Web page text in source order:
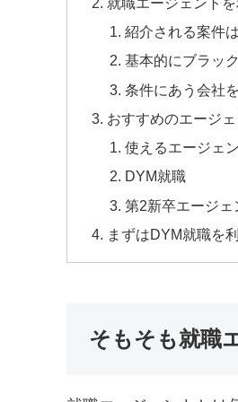
紹介される案件
基本的にブラッ
条件にあう会社
おすすめのエージ
使えるエージェ
DYM就職
第2新卒エージェ
まずはDYM就職を
そもそも就職